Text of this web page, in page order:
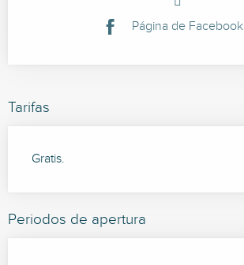
Página de Facebook
Tarifas
Gratis.
Periodos de apertura